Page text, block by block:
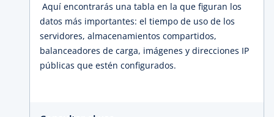
Aquí encontrarás una tabla en la que figuran los
datos más importantes: el tiempo de uso de los
servidores, almacenamientos compartidos,
balanceadores de carga, imágenes y direcciones IP
públicas que estén configurados.